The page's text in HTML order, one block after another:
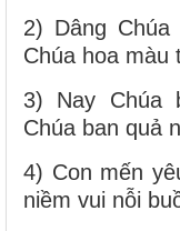
2) Dâng
Chúa hoa màu
3) Nay Chúa
Chúa ban quả
4) Con mến
niềm vui nỗi